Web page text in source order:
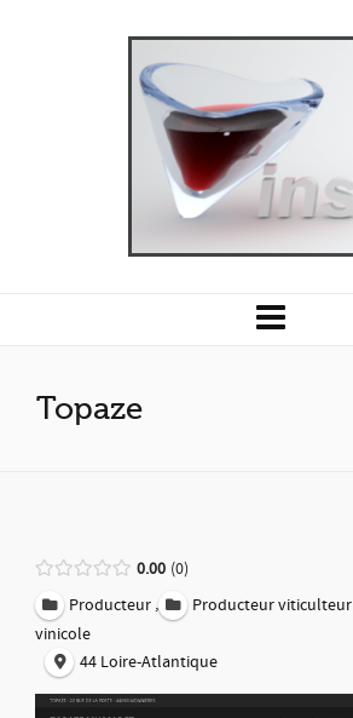
Topaze
0.00 0
Producteur , Producteur viticulteur
vinicole
44 Loire-Atlantique